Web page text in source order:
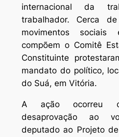
internacional da
trabalhador. Cerca
movimentos
compõem o Comitê
Constituinte
mandato do político,
do Suá, em Vitória.
A ação ocorreu
desaprovação ao
deputado ao Projeto